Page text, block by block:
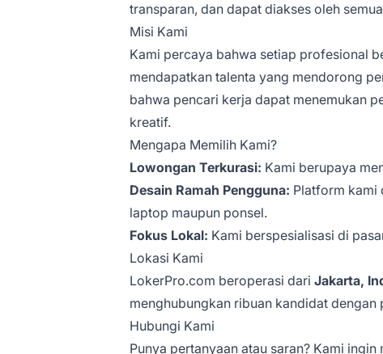
transparan, dan dapat diakses oleh
Misi Kami
Kami percaya bahwa setiap profesional
mendapatkan talenta yang mendorong
bahwa pencari kerja dapat menemukan
kreatif.
Mengapa Memilih Kami?
Lowongan Terkurasi: Kami berupaya
Desain Ramah Pengguna: Platform kami
laptop maupun ponsel.
Fokus Lokal: Kami berspesialisasi di
Lokasi Kami
LokerPro.com beroperasi dari Jakarta,
menghubungkan ribuan kandidat dengan
Hubungi Kami
Punya pertanyaan atau saran? Kami